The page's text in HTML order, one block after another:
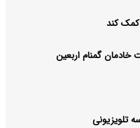
کمک کند
خادمان گمنام اربعین
تلویزیونی